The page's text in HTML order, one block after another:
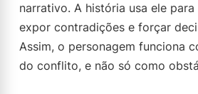
narrativo. A história usa ele
expor contradições e forçar
Assim, o personagem funciona
do conflito, e não só como